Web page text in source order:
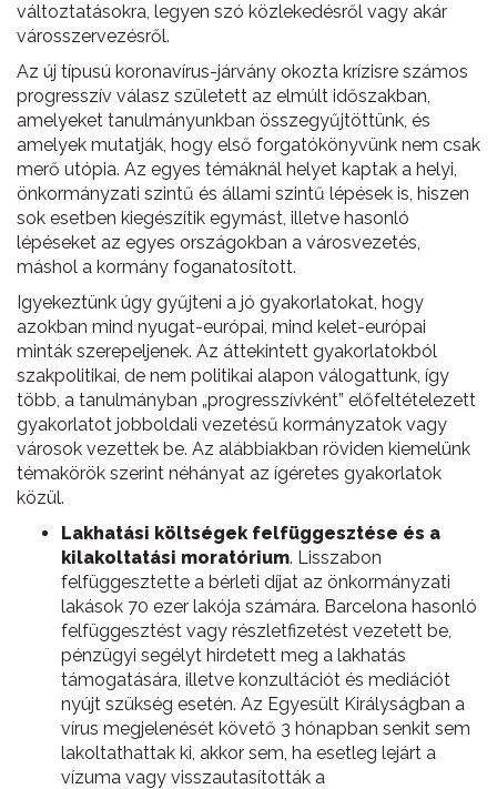
változtatásokra, legyen szó közlekedésről vagy akár
városszervezésről.
Az új típusú koronavírus-járvány okozta krízisre számos
progresszív válasz született az elmúlt időszakban,
amelyeket tanulmányunkban összegyűjtöttünk, és
amelyek mutatják, hogy első forgatókönyvünk nem csak
merő utópia. Az egyes témáknál helyet kaptak a helyi,
önkormányzati szintű és állami szintű lépések is, hiszen
sok esetben kiegészítik egymást, illetve hasonló
lépéseket az egyes országokban a városvezetés,
máshol a kormány foganatosított.
Igyekeztünk úgy gyűjteni a jó gyakorlatokat, hogy
azokban mind nyugat-európai, mind kelet-európai
minták szerepeljenek. Az áttekintett gyakorlatokból
szakpolitikai, de nem politikai alapon válogattunk, így
több, a tanulmányban „progresszívként” előfeltételezett
gyakorlatot jobboldali vezetésű kormányzatok vagy
városok vezettek be. Az alábbiakban röviden kiemelünk
témakörök szerint néhányat az ígéretes gyakorlatok
közül.
Lakhatási költségek felfüggesztése és a
kilakoltatási moratórium. Lisszabon
felfüggesztette a bérleti díjat az önkormányzati
lakások 70 ezer lakója számára. Barcelona hasonló
felfüggesztést vagy részletfizetést vezetett be,
pénzügyi segélyt hirdetett meg a lakhatás
támogatására, illetve konzultációt és mediációt
nyújt szükség esetén. Az Egyesült Királyságban a
vírus megjelenését követő 3 hónapban senkit sem
lakoltathattak ki, akkor sem, ha esetleg lejárt a
vízuma vagy visszautasították a